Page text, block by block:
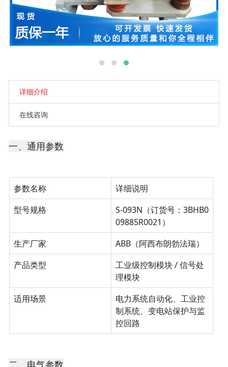
详细介绍
在线咨询
一、通用参数
参数名称
详细说明
型号规格
S-093N（订货号：3BHB0
09885R0021）
生产厂家
ABB（阿西布朗勃法瑞）
产品类型
工业级控制模块 / 信号处
理模块
适用场景
电力系统自动化、工业控
制系统、变电站保护与监
控回路
二、电气参数